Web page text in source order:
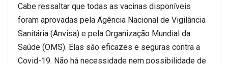
Cabe ressaltar que todas as vacinas disponíveis
foram aprovadas pela Agência Nacional de Vigilância
Sanitária (Anvisa) e pela Organização Mundial da
Saúde (OMS). Elas são eficazes e seguras contra a
Covid-19. Não há necessidade nem possibilidade de